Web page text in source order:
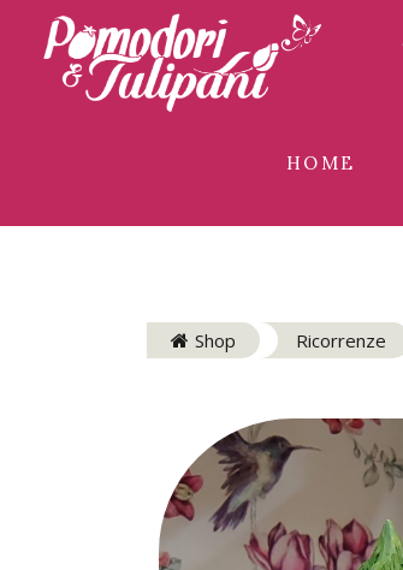
HOME
Shop Ricorrenze